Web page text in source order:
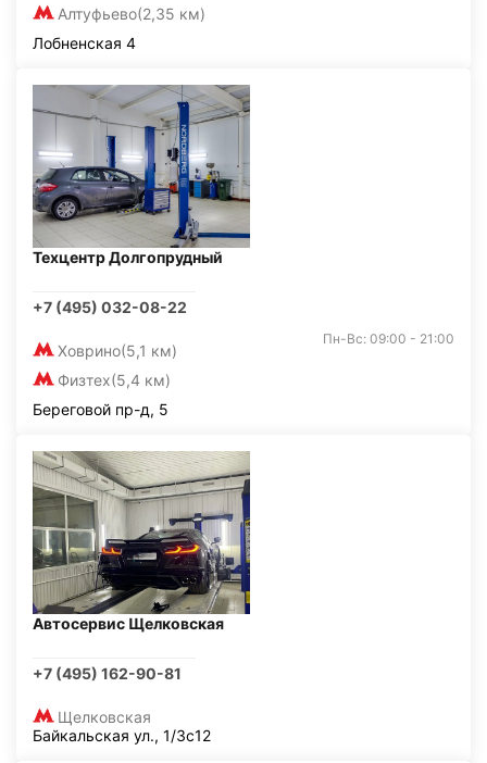
Алтуфьево(2,35 км)
Лобненская 4
Техцентр Долгопрудный
+7 (495) 032-08-22
Ховрино(5,1 км)
Физтех(5,4 км)
Пн-Вс: 09:00 - 21:00
Береговой пр-д, 5
Автосервис Щелковская
+7 (495) 162-90-81
Щелковская
Байкальская ул., 1/3с12